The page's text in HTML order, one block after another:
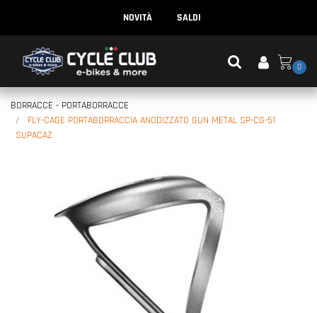
NOVITÀ SALDI
0
BORRACCE - PORTABORRACCE
FLY-CAGE PORTABORRACCIA ANODIZZATO GUN METAL SP-CG-51
SUPACAZ